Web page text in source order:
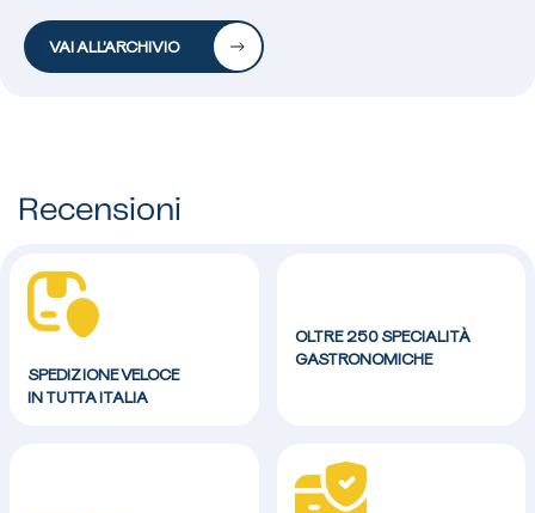
VAI ALL’ARCHIVIO
Recensioni
SPEDIZIONE VELOCE
IN TUTTA ITALIA
OLTRE 250 SPECIALITÀ
GASTRONOMICHE